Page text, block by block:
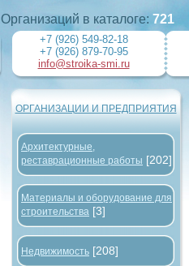
Организаций в каталоге: 721
+7 (926) 549-82-18
+7 (926) 879-70-95
info@stroika-smi.ru
ОРГАНИЗАЦИИ И ПРЕДПРИЯТИЯ
Архитектурные,
реставрационные работы [202]
Материалы и оборудование для
строительства [3]
Недвижимость [208]